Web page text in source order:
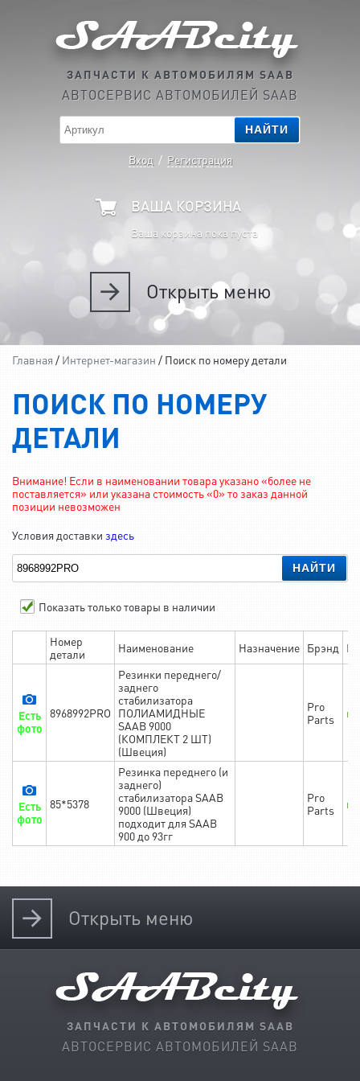
ЗАПЧАСТИ К АВТОМОБИЛЯМ SAAB
АВТОСЕРВИС АВТОМОБИЛЕЙ SAAB
НАЙТИ
Вход / Регистрация
ВАША КОРЗИНА
Ваша корзина пока пуста
Открытьменю
Главная / Интернет-магазин / Поиск по номеру детали
ПОИСК ПО НОМЕРУ
ДЕТАЛИ
Внимание! Если в наименовании товара указано «более не
поставляется» или указана стоимость «0» то заказ данной
позиции невозможен
Условия доставки здесь
НАЙТИ
Показать только товары в наличии
Номер
детали
Наименование Назначение Брэнд
Есть
фото
8968992PRO
Резинки переднего/
заднего
стабилизатора
ПОЛИАМИДНЫЕ
SAAB 9000
(КОМПЛЕКТ 2 ШТ)
(Швеция)
Pro
Parts
в
Есть
фото
85*5378
Резинка переднего (и
заднего)
стабилизатора SAAB
9000 (Швеция)
подходит для SAAB
900 до 93гг
Pro
Parts
в
Открыть меню
ЗАПЧАСТИ К АВТОМОБИЛЯМ SAAB
АВТОСЕРВИС АВТОМОБИЛЕЙ SAAB